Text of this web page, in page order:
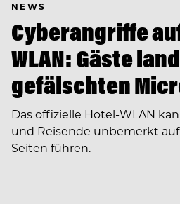
NEWS
Cyberangriffe
WLAN: Gäste
gefälschten
Das offizielle Hotel-WLAN
und Reisende unbemerkt
Seiten führen.